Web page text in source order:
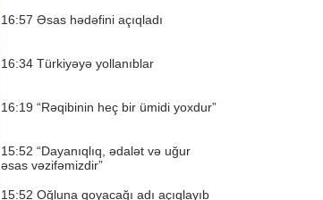
16:57 Əsas hədəfini açıqladı
16:34 Türkiyəyə yollanıblar
16:19 “Rəqibinin heç bir ümidi yoxdur”
15:52 “Dayanıqlıq, ədalət və uğur
əsas vəzifəmizdir”
15:52 Oğluna qoyacağı adı açıqlayıb